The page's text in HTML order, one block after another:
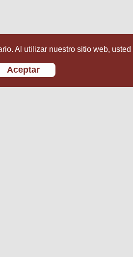
Al utilizar nuestro sitio web,
Aceptar